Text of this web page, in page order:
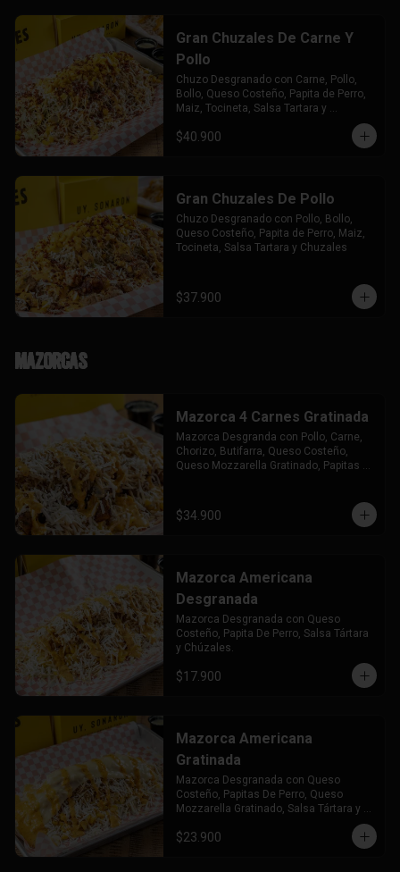
Gran Chuzales De Carne Y
Pollo
Chuzo Desgranado con Carne, Pollo,
Bollo, Queso Costeño, Papita de Perro,
Maiz, Tocineta, Salsa Tartara y
$40.900
Gran Chuzales De Pollo
Chuzo Desgranado con Pollo, Bollo,
Queso Costeño, Papita de Perro, Maiz,
Tocineta, Salsa Tartara y Chuzales
$37.900
Mazorcas
Mazorca 4 Carnes Gratinada
Mazorca Desgranda con Pollo, Carne,
Chorizo, Butifarra, Queso Costeño,
Queso Mozzarella Gratinado, Papitas
$34.900
Mazorca Americana
Desgranada
Mazorca Desgranada con Queso
Costeño, Papita De Perro, Salsa Tártara
y Chúzales.
$17.900
Mazorca Americana
Gratinada
Mazorca Desgranada con Queso
Costeño, Papitas De Perro, Queso
Mozzarella Gratinado, Salsa Tártara y
$23.900